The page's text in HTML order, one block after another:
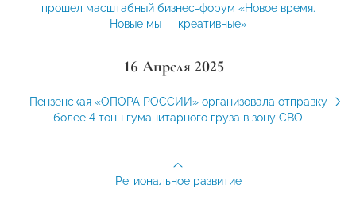
прошел масштабный бизнес-форум «Новое время.
Новые мы — креативные»
16 Апреля 2025
Пензенская «ОПОРА РОССИИ» организовала отправку
более 4 тонн гуманитарного груза в зону СВО
Региональное развитие